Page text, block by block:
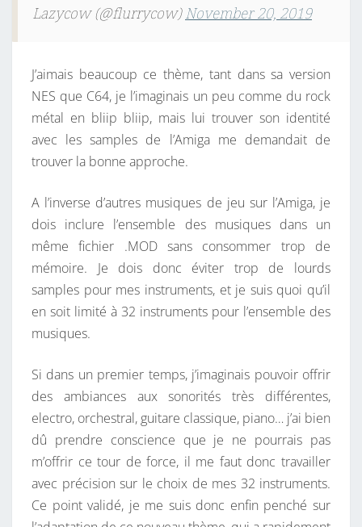
Lazycow (@flurrycow)November 20, 2019
J’aimais beaucoup ce thème, tant dans sa version
NES que C64, je l’imaginais un peu comme du rock
métal en bliip bliip, mais lui trouver son identité
avec les samples de l’Amiga me demandait de
trouver la bonne approche.
A l’inverse d’autres musiques de jeu sur l’Amiga, je
dois inclure l’ensemble des musiques dans un
même fichier .MOD sans consommer trop de
mémoire. Je dois donc éviter trop de lourds
samples pour mes instruments, et je suis quoi qu’il
en soit limité à 32 instruments pour l’ensemble des
musiques.
Si dans un premier temps, j’imaginais pouvoir offrir
des ambiances aux sonorités très différentes,
electro, orchestral, guitare classique, piano… j’ai bien
dû prendre conscience que je ne pourrais pas
m’offrir ce tour de force, il me faut donc travailler
avec précision sur le choix de mes 32 instruments.
Ce point validé, je me suis donc enfin penché sur